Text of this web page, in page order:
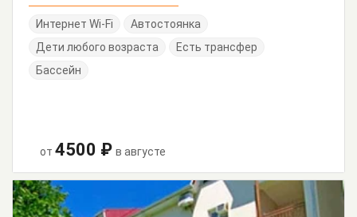
Интернет Wi-Fi
Автостоянка
Дети любого возраста
Есть трансфер
Бассейн
от 4500 ₽ в августе